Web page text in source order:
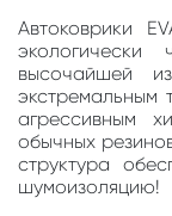
Автоковрики
экологически
высочайшей
агрессивным
обычных
структура
шумоизоляцию!